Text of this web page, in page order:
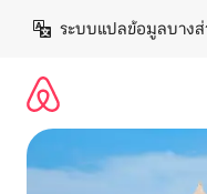
เนื้อหา
ระบบแปลข้อมูลบาง